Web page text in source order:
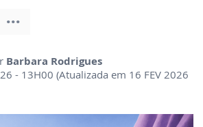
Barbara Rodrigues
- 13H00 (Atualizada em 16 FEV 2026